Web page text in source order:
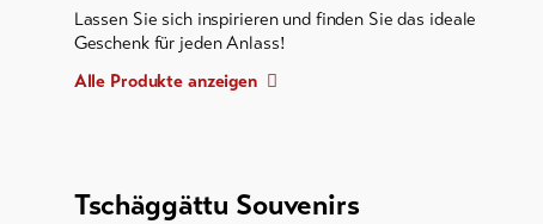
Lassen Sie sich inspirieren und finden Sie das ideale
Geschenk für jeden Anlass!
Alle Produkte anzeigen
Tschäggättu Souvenirs